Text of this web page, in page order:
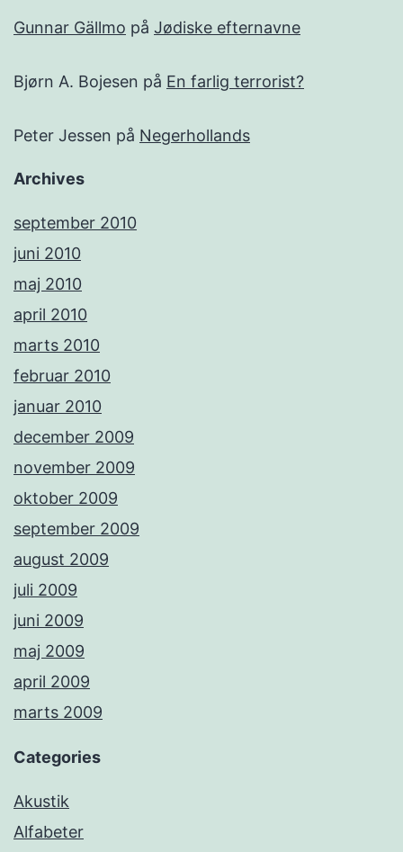
Gunnar Gällmo på Jødiske efternavne
Bjørn A. Bojesen på En farlig terrorist?
Peter Jessen på Negerhollands
Archives
september 2010
juni 2010
maj 2010
april 2010
marts 2010
februar 2010
januar 2010
december 2009
november 2009
oktober 2009
september 2009
august 2009
juli 2009
juni 2009
maj 2009
april 2009
marts 2009
Categories
Akustik
Alfabeter